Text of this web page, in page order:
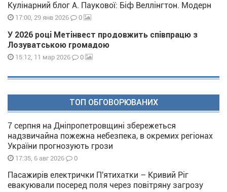
Кулінарний блог А. Паукової: Біф Веллінгтон. Модерн
17:00, 29 янв 2026 0
У 2026 році Метінвест продовжить співпрацю з
Лозуватською громадою
15:12, 11 мар 2026 0
ТОП ОБГОВОРЮВАНИХ
7 серпня на Дніпропетровщині збережеться
надзвичайна пожежна небезпека, в окремих регіонах
України прогнозують грози
17:35, 6 авг 2026 0
Пасажирів електрички П'ятихатки – Кривий Ріг
евакуювали посеред поля через повітряну загрозу